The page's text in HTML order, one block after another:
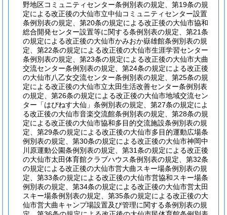
野地区コミュニティセンター条例別表の規定、第19条の規
定による改正後の大仙市立中仙コミュニティセンター設置
条例別表の規定、第20条の規定による改正後の大仙市協和
総合開発センター設置等に関する条例別表の規定、第21条
の規定による改正後の大仙市かみおか嶽雄館条例別表の規
定、第22条の規定による改正後の大仙市生涯学習センター
条例別表の規定、第23条の規定による改正後の大仙市大曲
交流センター条例別表の規定、第24条の規定による改正後
の大仙市八乙女交流センター条例別表の規定、第25条の規
定による改正後の大仙市立太田生活改善センター条例別表
の規定、第26条の規定による改正後の大仙市地域交流セン
ター「はぴねす大仙」条例別表の規定、第27条の規定によ
る改正後の大仙市音楽交流館条例別表の規定、第28条の規
定による改正後の大仙市協和多目的交流施設条例別表の規
定、第29条の規定による改正後の大仙市多目的運動広場条
例別表の規定、第30条の規定による改正後の大仙市神岡中
川原運動公園条例別表の規定、第31条の規定による改正後
の大仙市太田体育館クラブハウス条例別表の規定、第32条
の規定による改正後の大仙市営大曲スキー場条例別表の規
定、第33条の規定による改正後の大仙市営協和スキー場条
例別表の規定、第34条の規定による改正後の大仙市営太田
スキー場条例別表の規定、第35条の規定による改正後の大
仙市営大曲キャンプ場設置及び管理に関する条例別表の規